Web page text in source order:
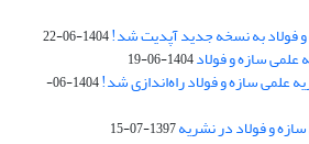
فولاد به نسخه جدید آپدیت شد!1404-06-22
علمی سازه و فولاد1404-06-19
سازه و فولاد راه‌اندازی شد!
1404-06-
و فولاد در نشریه1397-07-15